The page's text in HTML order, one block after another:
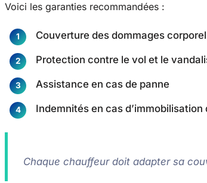
Voici les garanties recommandées :
Couverture des dommages
Protection contre le vol et le
Assistance en cas de panne
Indemnités en cas d’immobilisation
Chaque chauffeur doit adapter sa